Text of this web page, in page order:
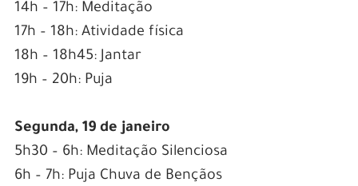
14h – 17h: Meditação
17h – 18h: Atividade física
18h – 18h45: Jantar
19h – 20h: Puja
Segunda, 19 de janeiro
5h30 – 6h: Meditação Silenciosa
6h – 7h: Puja Chuva de Bençãos